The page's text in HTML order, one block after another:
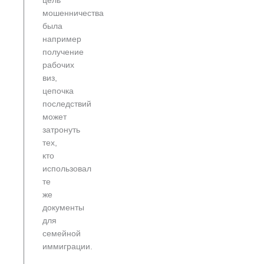
мошенничества
была
например
получение
рабочих
виз,
цепочка
последствий
может
затронуть
тех,
кто
использовал
те
же
документы
для
семейной
иммиграции.